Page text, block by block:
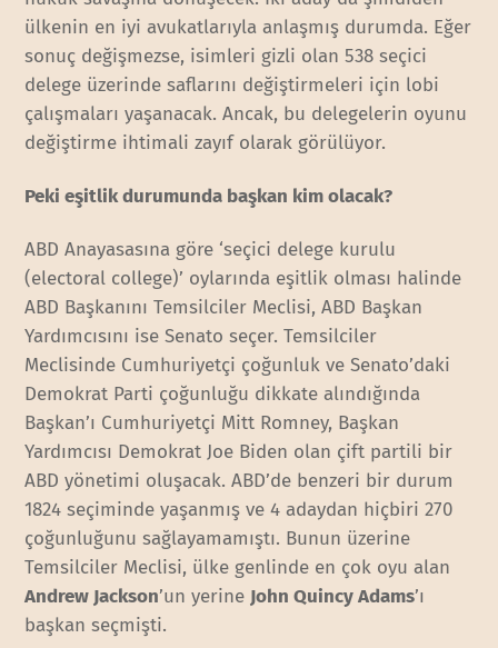
ülkenin en iyi avukatlarıyla anlaşmış durumda. Eğer
sonuç değişmezse, isimleri gizli olan 538 seçici
delege üzerinde saflarını değiştirmeleri için lobi
çalışmaları yaşanacak. Ancak, bu delegelerin oyunu
değiştirme ihtimali zayıf olarak görülüyor.
Peki eşitlik durumunda başkan kim olacak?
ABD Anayasasına göre ‘seçici delege kurulu
(electoral college)’ oylarında eşitlik olması halinde
ABD Başkanını Temsilciler Meclisi, ABD Başkan
Yardımcısını ise Senato seçer. Temsilciler
Meclisinde Cumhuriyetçi çoğunluk ve Senato’daki
Demokrat Parti çoğunluğu dikkate alındığında
Başkan’ı Cumhuriyetçi Mitt Romney, Başkan
Yardımcısı Demokrat Joe Biden olan çift partili bir
ABD yönetimi oluşacak. ABD’de benzeri bir durum
1824 seçiminde yaşanmış ve 4 adaydan hiçbiri 270
çoğunluğunu sağlayamamıştı. Bunun üzerine
Temsilciler Meclisi, ülke genlinde en çok oyu alan
Andrew Jackson’un yerine John Quincy Adams’ı
başkan seçmişti.